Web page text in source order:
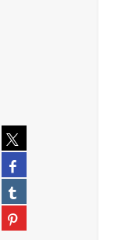
Partager
sur
twitter
(Nouvelle
fenêtre)
Partager
sur
facebook
(Nouvelle
fenêtre)
Partager
sur
tumblr
Partager
sur